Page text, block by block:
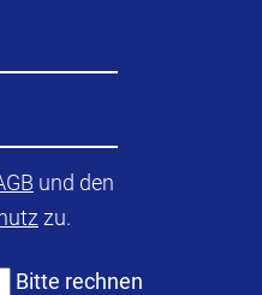
und den
zu.
Bitte rechnen